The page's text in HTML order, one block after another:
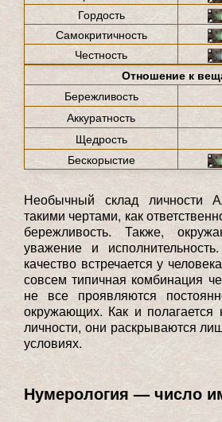
Гордость
Самокритичность
Честность
Отношение к
Бережливость
Аккуратность
Щедрость
Бескорыстие
Необычный склад личности
такими чертами, как
бережливость. Также,
уважение и
качество встречается у
совсем типичная комбинация
не все проявляются
окружающих. Как и полагается
личности, они раскрываются
условиях.
Нумерология — число